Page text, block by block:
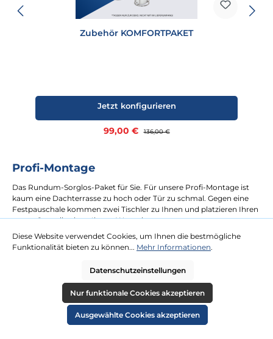
Zubehör KOMFORTPAKET
Verkaufspreis:
99,00 € Regulärer Preis:
136,00 €
Jetzt konfigurieren
Profi-Montage
Das Rundum-Sorglos-Paket für Sie. Für unsere Profi-Montage ist
kaum eine Dachterrasse zu hoch oder Tür zu schmal. Gegen eine
Festpauschale kommen zwei Tischler zu Ihnen und platzieren Ihren
neuen Strandkorb an Ihrem Wunschort.
mehr erfahren
Diese Website verwendet Cookies, um Ihnen die bestmögliche
Funktionalität bieten zu können... Mehr Informationen.
Datenschutzeinstellungen
Nur funktionale Cookies akzeptieren
Ausgewählte Cookies akzeptieren